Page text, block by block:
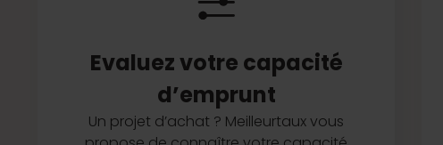
Evaluez votre capacité
d’emprunt
Un projet d’achat ? Meilleurtaux vous